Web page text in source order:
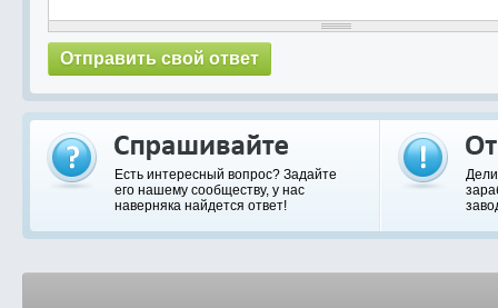
Есть интересный вопрос? Задайте
его нашему сообществу, у нас
наверняка найдется ответ!